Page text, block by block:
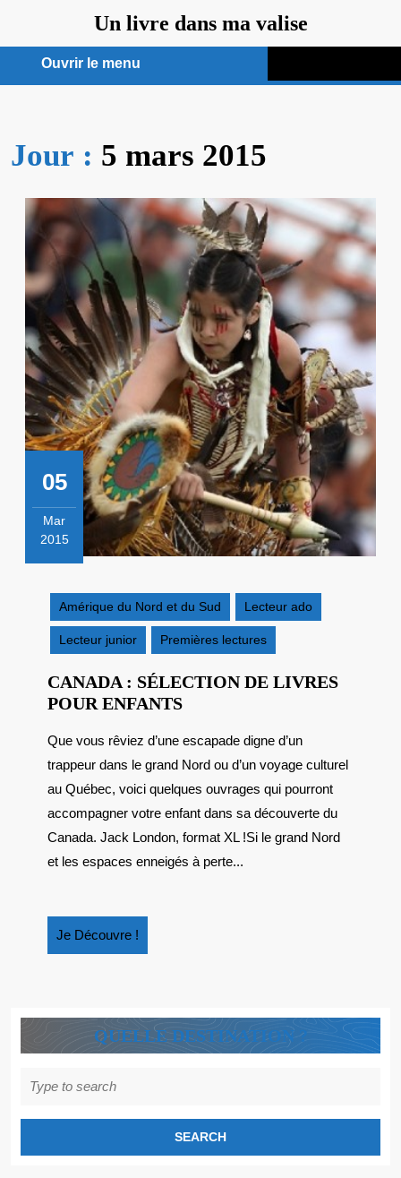
contenu
Un livre dans ma valise
Ouvrir le menu
menu
Jour : 5 mars 2015
05
Mar
2015
2015
Amérique du Nord et du Sud
Lecteur ado
Lecteur junior Premières lectures
CANADA : SÉLECTION DE LIVRES
POUR ENFANTSCANADA
SÉLECTION
DE
LIVRES
POUR
ENFANTS
Que vous rêviez d’une escapade digne d’un
trappeur dans le grand Nord ou d’un voyage culturel
au Québec, voici quelques ouvrages qui pourront
accompagner votre enfant dans sa découverte du
Canada. Jack London, format XL !Si le grand Nord
et les espaces enneigés à perte...
Je Découvre !
Découvre
QUELLE DESTINATION ?
for: